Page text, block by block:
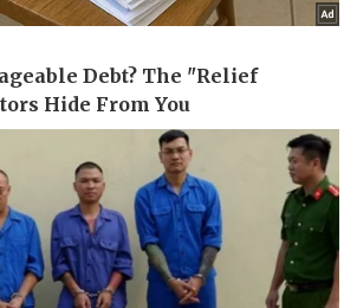
Sành điệu
Chuyển đổi số